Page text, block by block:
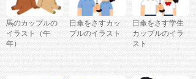
馬のカップルの
イラスト（午
年）
日傘をさすカッ
プルのイラスト
日傘をさす学生
カップルのイラ
スト